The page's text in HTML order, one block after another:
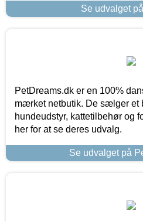
Se udvalget
PetDreams.dk er en 100%
mærket netbutik. De sælger et
hundeudstyr, kattetilbehør og
her for at se deres udvalg.
Se udvalget på